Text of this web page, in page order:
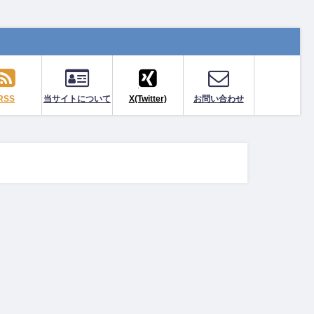
当サイトについて X(Twitter) お問い合わせ